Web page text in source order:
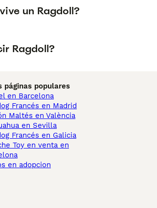
un Ragdoll?
Ragdoll?
páginas populares
en Barcelona
Francés en Madrid
Maltés en València
en Sevilla
Francés en Galicia
Toy en venta en
en adopcion